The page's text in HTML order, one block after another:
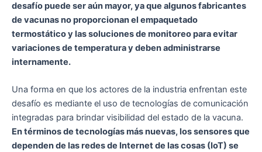
desafío puede ser aún mayor, ya que algunos fabricantes
de vacunas no proporcionan el empaquetado
termostático y las soluciones de monitoreo para evitar
variaciones de temperatura y deben administrarse
internamente.
Una forma en que los actores de la industria enfrentan este
desafío es mediante el uso de tecnologías de comunicación
integradas para brindar visibilidad del estado de la vacuna.
En términos de tecnologías más nuevas, los sensores que
dependen de las redes de Internet de las cosas (IoT) se